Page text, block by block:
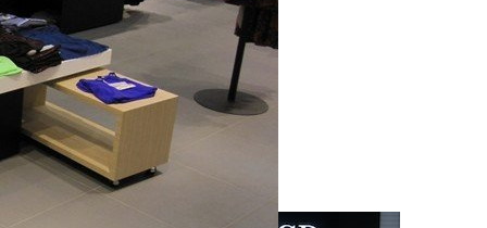
Решения для бизнеса
Посмотреть предложения